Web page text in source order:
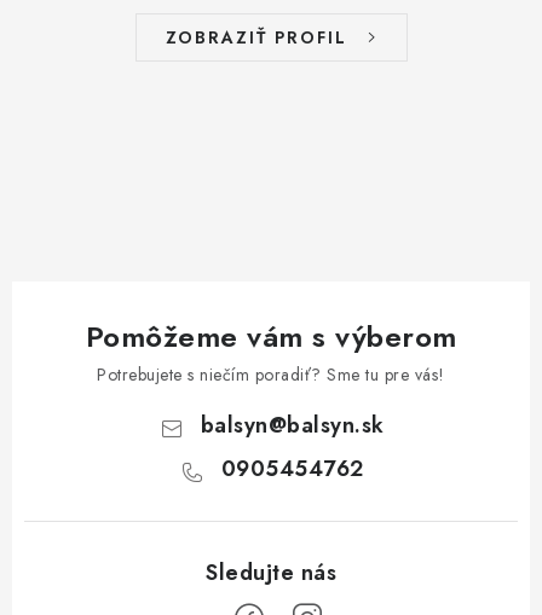
ZOBRAZIŤ PROFIL
Pomôžeme vám s výberom
Potrebujete s niečím poradiť? Sme tu pre vás!
balsyn@balsyn.sk
0905454762